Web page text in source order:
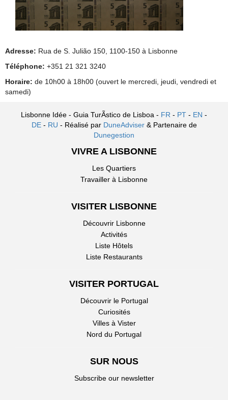
Adresse: Rua de S. Julião 150, 1100-150 à Lisbonne
Téléphone: +351 21 321 3240
Horaire: de 10h00 à 18h00 (ouvert le mercredi, jeudi, vendredi et
samedi)
Lisbonne Idée - Guia TurÃ­stico de Lisboa - FR - PT - EN -
DE- RU - Réalisé par DuneAdviser & Partenaire de
Dunegestion
VIVRE A LISBONNE
Les Quartiers
Travailler à Lisbonne
VISITER LISBONNE
Découvrir Lisbonne
Activités
Liste Hôtels
Liste Restaurants
VISITER PORTUGAL
Découvrir le Portugal
Curiosités
Villes à Vister
Nord du Portugal
SUR NOUS
Subscribe our newsletter